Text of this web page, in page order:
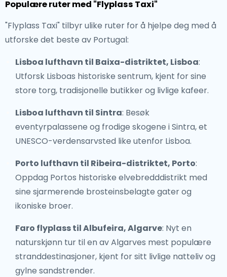
Populære ruter med "Flyplass Taxi"
"Flyplass Taxi" tilbyr ulike ruter for å hjelpe deg med å
utforske det beste av Portugal:
Lisboa lufthavn til Baixa-distriktet, Lisboa:
Utforsk Lisboas historiske sentrum, kjent for sine
store torg, tradisjonelle butikker og livlige kafeer.
Lisboa lufthavn til Sintra: Besøk
eventyrpalassene og frodige skogene i Sintra, et
UNESCO-verdensarvsted like utenfor Lisboa.
Porto lufthavn til Ribeira-distriktet, Porto:
Oppdag Portos historiske elvebredddistrikt med
sine sjarmerende brosteinsbelagte gater og
ikoniske broer.
Faro flyplass til Albufeira, Algarve: Nyt en
naturskjønn tur til en av Algarves mest populære
stranddestinasjoner, kjent for sitt livlige natteliv og
gylne sandstrender.